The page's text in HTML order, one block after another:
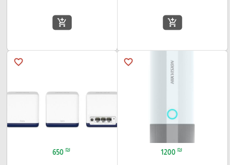
add_shopping_cart
add_shopping_cart
favorite_border
1200 ₪
favorite_border
650 ₪